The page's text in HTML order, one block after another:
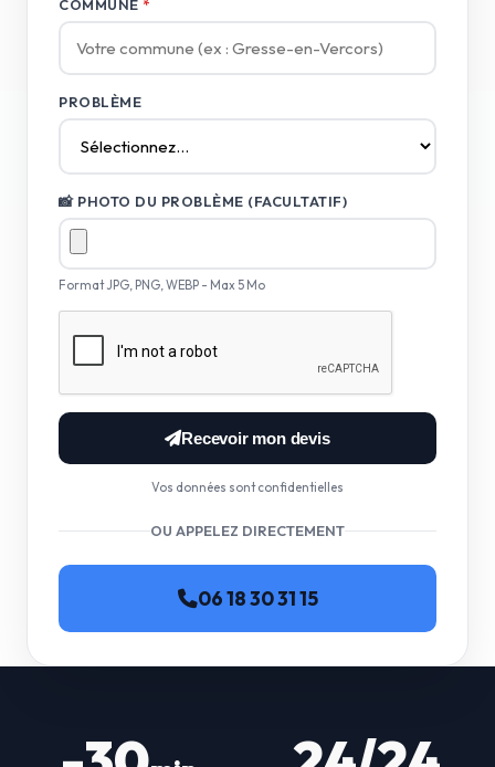
COMMUNE *
PROBLÈME
📸 PHOTO DU PROBLÈME (FACULTATIF)
Format JPG, PNG, WEBP - Max 5 Mo
Recevoir mon devis
Vos données sont confidentielles
OU APPELEZ DIRECTEMENT
06 18 30 31 15